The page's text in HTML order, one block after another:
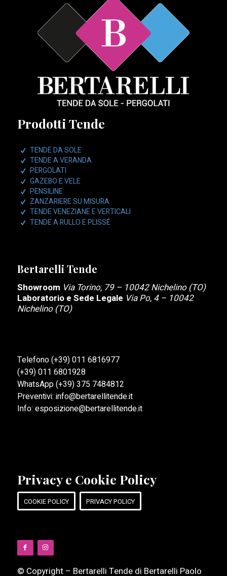
Prodotti Tende
TENDE DA SOLE
TENDE A VERANDA
PERGOLATI
GAZEBO E VELE
PENSILINE
ZANZARIERE SU MISURA
TENDE VENEZIANE E VERTICALI
TENDE A RULLO E PLISSÉ
Bertarelli Tende
Showroom Via Torino, 79 – 10042 Nichelino (TO)
Laboratorio e Sede Legale Via Po, 4 – 10042
Nichelino (TO)
Telefono(+39) 011 6816977
(+39) 011 6801928
WhatsApp(+39) 375 7484812
Preventivi: info@bertarellitende.it
Info: esposizione@bertarellitende.it
Privacy e Cookie Policy
COOKIE POLICY PRIVACY POLICY
© Copyright – Bertarelli Tende di Bertarelli Paolo